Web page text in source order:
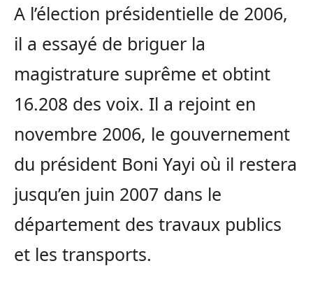
A l’élection présidentielle de 2006,
il a essayé de briguer la
magistrature suprême et obtint
16.208 des voix. Il a rejoint en
novembre 2006, le gouvernement
du président Boni Yayi où il restera
jusqu’en juin 2007 dans le
département des travaux publics
et les transports.